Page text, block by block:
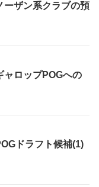
ザン系クラブの預
ロップPOGへの
ドラフト候補(1)